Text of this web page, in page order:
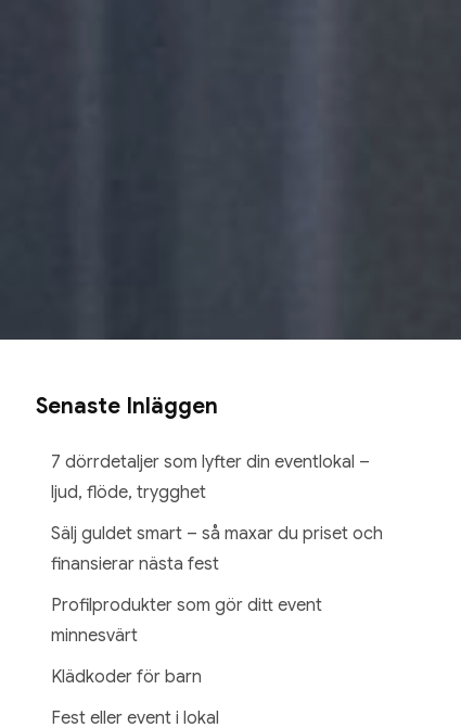
Senaste Inläggen
7 dörrdetaljer som lyfter din eventlokal –
ljud, flöde, trygghet
Sälj guldet smart – så maxar du priset och
finansierar nästa fest
Profilprodukter som gör ditt event
minnesvärt
Klädkoder för barn
Fest eller event i lokal